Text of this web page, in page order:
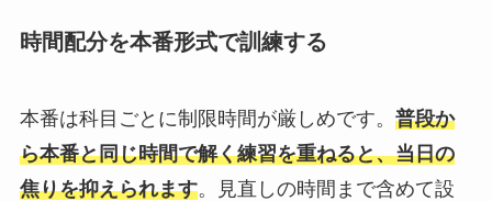
時間配分を本番形式で訓練する
本番は科目ごとに制限時間が厳しめです。 普段か
ら本番と同じ時間で解く練習を重ねると、当日の
焦りを抑えられます。見直しの時間まで含めて設